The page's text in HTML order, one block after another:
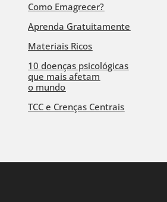
Como Emagrecer?
Aprenda Gratuitamente
Materiais Ricos
10 doenças psicológicas
que mais afetam
o mundo
TCC e Crenças Centrais